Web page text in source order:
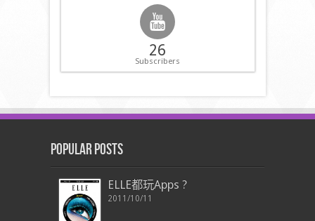
26
Subscribers
Popular Posts
ELLE都玩Apps ?
2011/10/11